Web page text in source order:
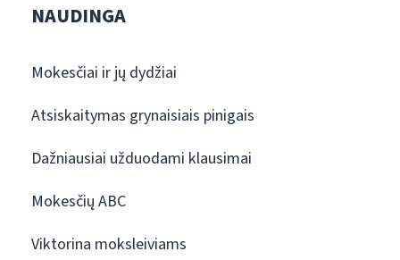
NAUDINGA
Mokesčiai ir jų dydžiai
Atsiskaitymas grynaisiais pinigais
Dažniausiai užduodami klausimai
Mokesčių ABC
Viktorina moksleiviams